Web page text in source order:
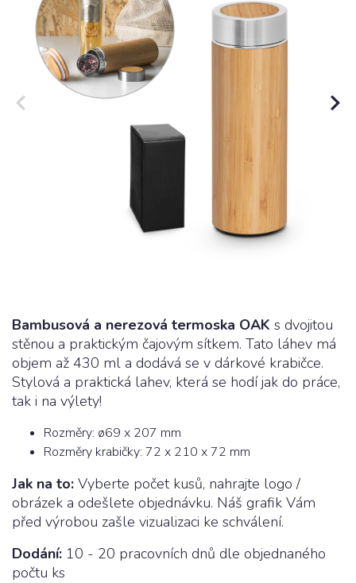
Textil s potlačou
Obaly
Grafika
Bambusová a nerezová termoska OAK s dvojitou
stěnou a praktickým čajovým sítkem. Tato láhev má
objem až 430 ml a dodává se v dárkové krabičce.
Stylová a praktická lahev, která se hodí jak do práce,
tak i na výlety!
Rozměry: ø69 x 207 mm
Rozměry krabičky: 72 x 210 x 72 mm
Jak na to: Vyberte počet kusů, nahrajte logo /
obrázek a odešlete objednávku. Náš grafik Vám
před výrobou zašle vizualizaci ke schválení.
Dodání: 10 - 20 pracovních dnů dle objednaného
počtu ks